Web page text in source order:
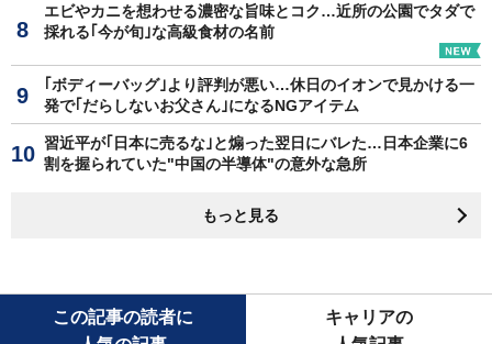
エビやカニを想わせる濃密な旨味とコク…近所の公園でタダで
採れる｢今が旬｣な高級食材の名前
｢ボディーバッグ｣より評判が悪い…休日のイオンで見かける一
発で｢だらしないお父さん｣になるNGアイテム
習近平が｢日本に売るな｣と煽った翌日にバレた…日本企業に6
割を握られていた"中国の半導体"の意外な急所
もっと見る
この記事の読者に
キャリアの